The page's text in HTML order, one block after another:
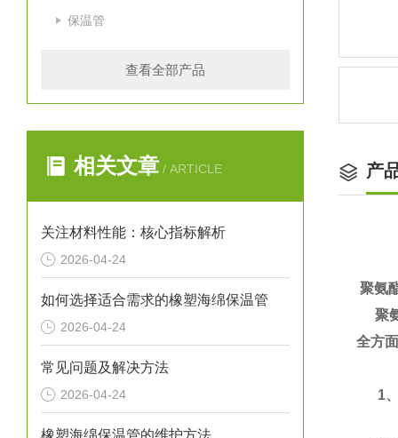
保温管
查看全部产品
相关文章 / ARTICLE
关注材料性能：核心指标解析
2026-04-24
如何选择适合需求的橡塑海绵保温管
2026-04-24
常见问题及解决方法
2026-04-24
橡塑海绵保温管的维护方法
产
聚氨
聚氨
全方
1、